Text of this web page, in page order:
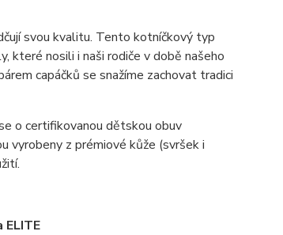
svou kvalitu. Tento kotníčkový typ
které nosili i naši rodiče v době našeho
capáčků se snažíme zachovat tradici
o certifikovanou dětskou obuv
vyrobeny z prémiové kůže (svršek i
ELITE